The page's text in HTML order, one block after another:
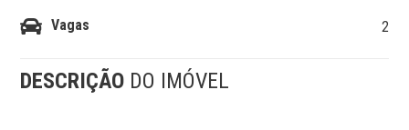
Vagas 2
DESCRIÇÃO DO IMÓVEL